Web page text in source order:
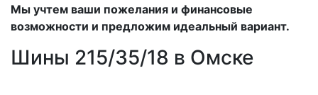
Мы учтем ваши пожелания и финансовые
возможности и предложим идеальный вариант.
Шины 215/35/18 в Омске